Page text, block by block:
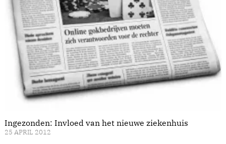
Ingezonden: Invloed van het nieuwe ziekenhuis
25 APRIL 2012